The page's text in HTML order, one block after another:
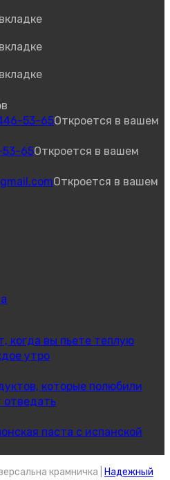
53-65Откроется в вашем
53-65Откроется в вашем
Откроется в вашем
когда вы пьете теплую
утро
которые полюбили
отведать
паста с испанской
крамничка |
Надежный